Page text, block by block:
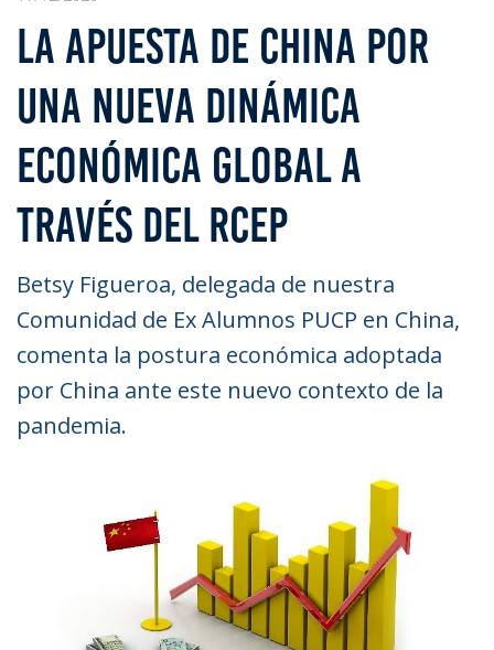
LA APUESTA DE CHINA POR
UNA NUEVA DINÁMICA
ECONÓMICA GLOBAL A
TRAVÉS DEL RCEP
Betsy Figueroa, delegada de nuestra
Comunidad de Ex Alumnos PUCP en China,
comenta la postura económica adoptada
por China ante este nuevo contexto de la
pandemia.